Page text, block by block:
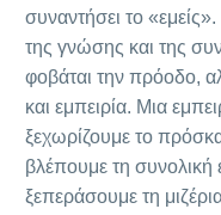
συναντήσει το
της γνώσης και της
φοβάται την πρόοδο,
και εμπειρία. Μια
ξεχωρίζουμε το
βλέπουμε τη συνολική
ξεπεράσουμε τη